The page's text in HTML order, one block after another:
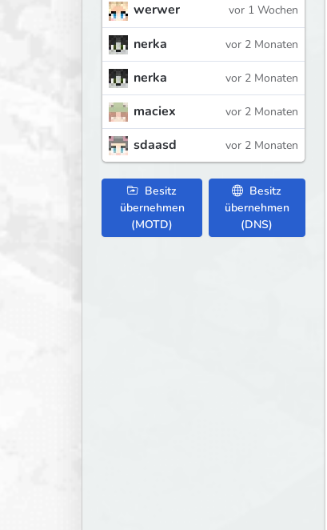
werwer vor 1 Wochen
nerka vor 2 Monaten
nerka vor 2 Monaten
maciex vor 2 Monaten
sdaasd vor 2 Monaten
Besitz
übernehmen
(MOTD)
Besitz
übernehmen
(DNS)